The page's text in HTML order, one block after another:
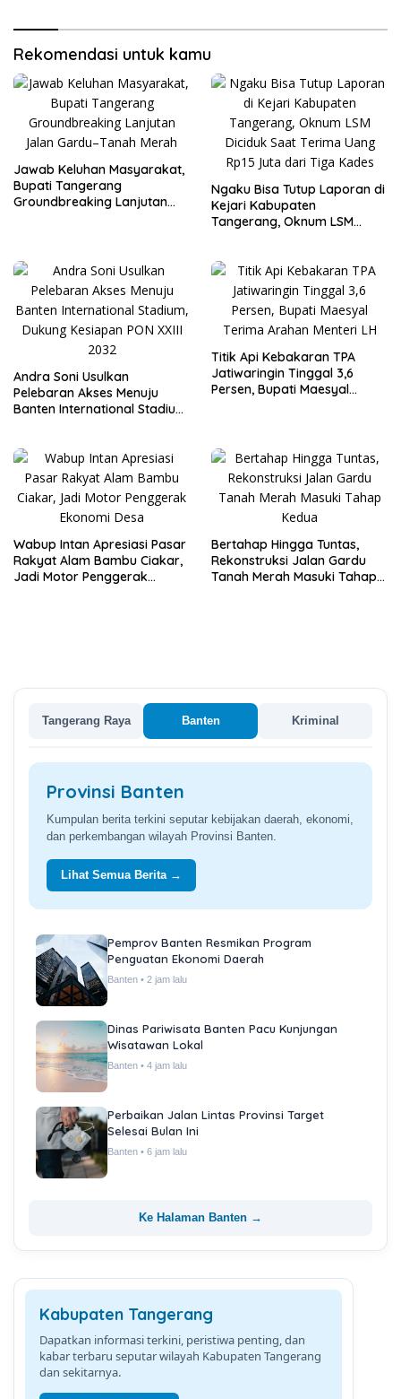
Rekomendasi untuk kamu
Jawab Keluhan Masyarakat,
Bupati Tangerang
Groundbreaking Lanjutan
Ngaku Bisa Tutup Laporan di
Kejari Kabupaten
Tangerang, Oknum LSM
Andra Soni Usulkan
Pelebaran Akses Menuju
Banten International Stadium,
Titik Api Kebakaran TPA
Jatiwaringin Tinggal 3,6
Persen, Bupati Maesyal
Wabup Intan Apresiasi Pasar
Rakyat Alam Bambu Ciakar,
Jadi Motor Penggerak
Bertahap Hingga Tuntas,
Rekonstruksi Jalan Gardu
Tanah Merah Masuki Tahap
Tangerang Raya Banten Kriminal
Provinsi Banten
Kumpulan berita terkini seputar kebijakan daerah, ekonomi,
dan perkembangan wilayah Provinsi Banten.
Lihat Semua Berita →
Pemprov Banten Resmikan Program
Penguatan Ekonomi Daerah
Banten • 2 jam lalu
Dinas Pariwisata Banten Pacu Kunjungan
Wisatawan Lokal
Banten • 4 jam lalu
Perbaikan Jalan Lintas Provinsi Target
Selesai Bulan Ini
Banten • 6 jam lalu
Ke Halaman Banten →
Kabupaten Tangerang
Dapatkan informasi terkini, peristiwa penting, dan
kabar terbaru seputar wilayah Kabupaten Tangerang
dan sekitarnya.